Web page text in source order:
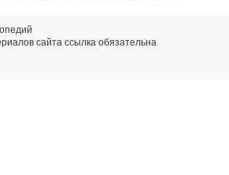
сайта ссылка обязательна